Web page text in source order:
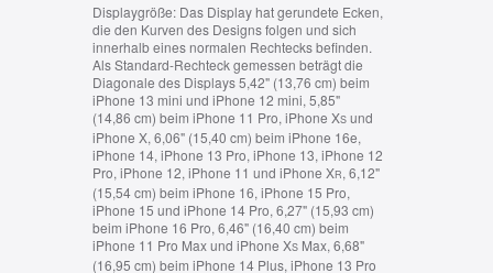
Displaygröße:Das Display hat gerundete Ecken,
die den Kurven des Designs folgen und sich
innerhalb eines normalen Rechtecks befinden.
Als Standard-Rechteck gemessen beträgt die
Diagonale des Displays 5,42" (13,76 cm) beim
iPhone 13 mini und iPhone 12 mini, 5,85"
(14,86 cm) beim iPhone 11 Pro, iPhone XSund
iPhone X, 6,06" (15,40 cm) beim iPhone 16e,
iPhone 14, iPhone 13 Pro, iPhone 13, iPhone 12
Pro, iPhone 12, iPhone 11 und iPhone XR, 6,12"
(15,54 cm) beim iPhone 16, iPhone 15 Pro,
iPhone 15 und iPhone 14 Pro, 6,27" (15,93 cm)
beim iPhone 16 Pro, 6,46" (16,40 cm) beim
iPhone 11 Pro Max und iPhone XSMax, 6,68"
(16,95 cm) beim iPhone 14 Plus, iPhone 13 Pro